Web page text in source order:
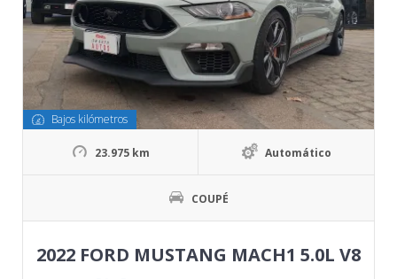
Bajos kilómetros
23.975 km Automático
COUPÉ
2022 FORD MUSTANG MACH1 5.0L V8